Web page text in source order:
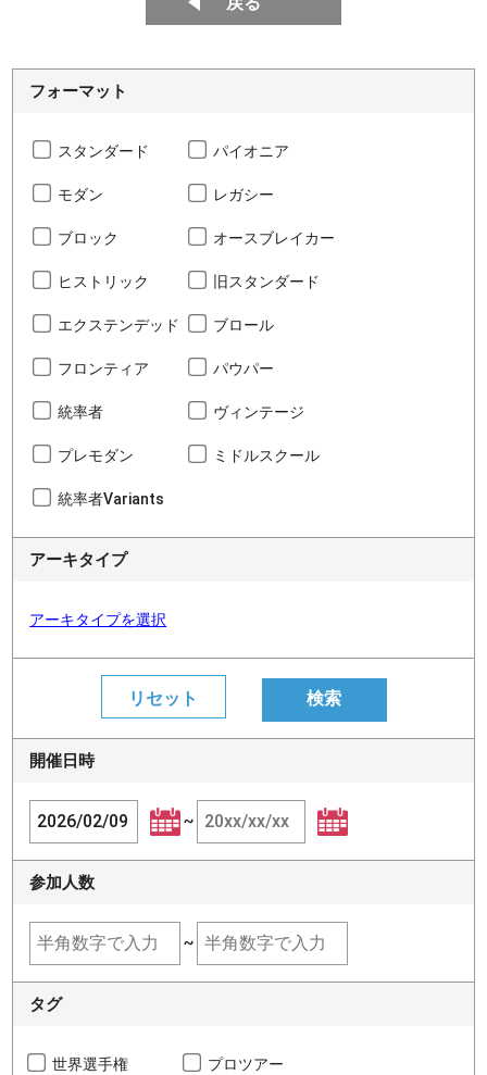
フォーマット
スタンダード パイオニア
モダン レガシー
ブロック オースブレイカー
ヒストリック 旧スタンダード
エクステンデッド ブロール
フロンティア パウパー
統率者 ヴィンテージ
プレモダン ミドルスクール
統率者Variants
アーキタイプ
アーキタイプを選択
開催日時
~
参加人数
~
タグ
世界選手権 プロツアー